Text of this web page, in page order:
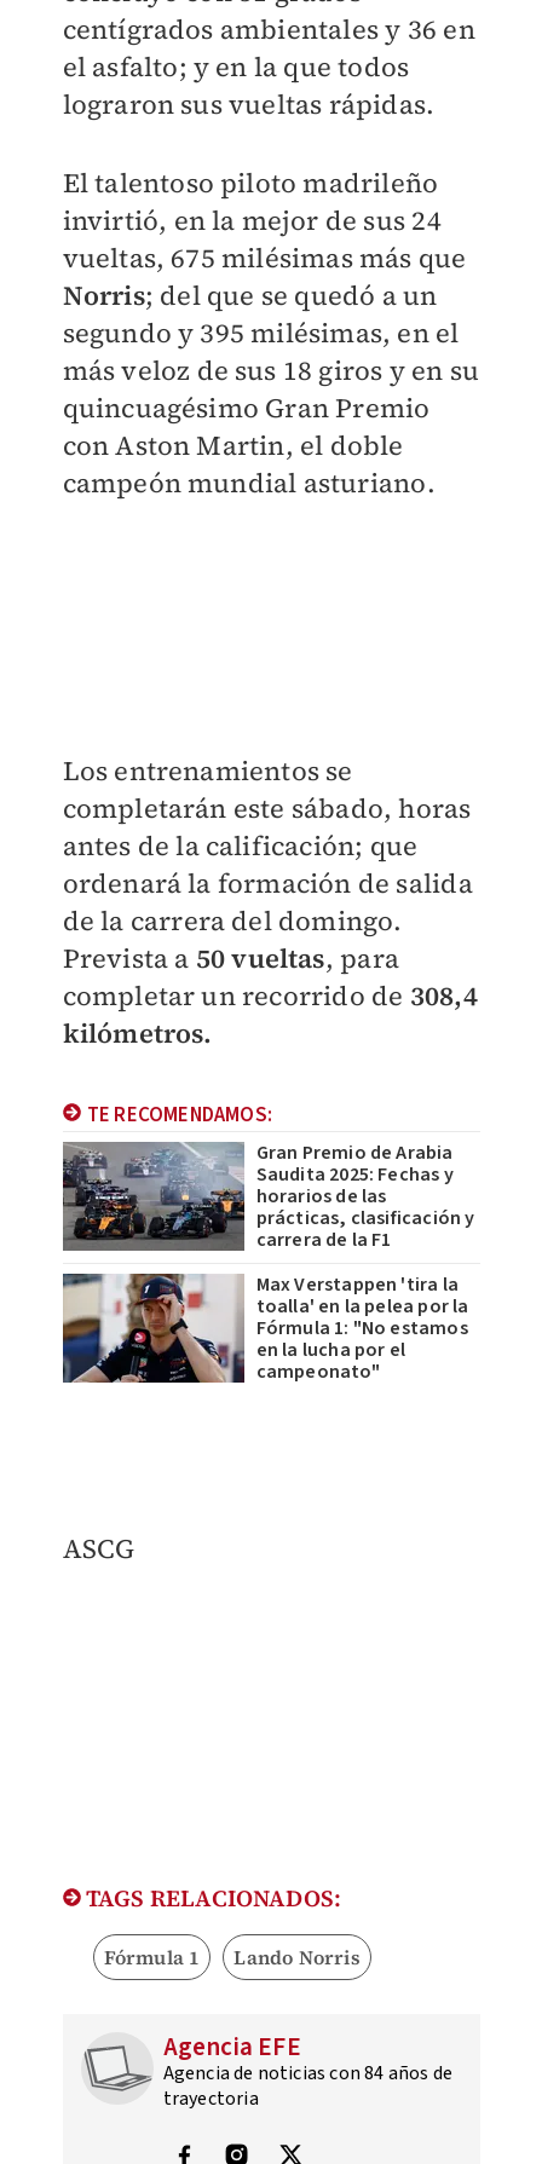
centígrados ambientales y 36 en
el asfalto; y en la que todos
lograron sus vueltas rápidas.
El talentoso piloto madrileño
invirtió, en la mejor de sus 24
vueltas, 675 milésimas más que
Norris; del que se quedó a un
segundo y 395 milésimas, en el
más veloz de sus 18 giros y en su
quincuagésimo Gran Premio
con Aston Martin, el doble
campeón mundial asturiano.
Los entrenamientos se
completarán este sábado, horas
antes de la calificación; que
ordenará la formación de salida
de la carrera del domingo.
Prevista a 50 vueltas, para
completar un recorrido de 308,4
kilómetros.
TE RECOMENDAMOS:
Gran Premio de Arabia
Saudita 2025: Fechas y
horarios de las
prácticas, clasificación y
carrera de la F1
Max Verstappen 'tira la
toalla' en la pelea por la
Fórmula 1: "No estamos
en la lucha por el
campeonato"
​ASCG
TAGS RELACIONADOS:
Fórmula 1 Lando Norris
Agencia EFE
Agencia de noticias con 84 años de
trayectoria